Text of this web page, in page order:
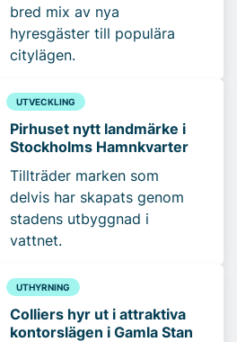
bred mix av nya
hyresgäster till populära
citylägen.
UTVECKLING
Pirhuset nytt landmärke i
Stockholms Hamnkvarter
Tillträder marken som
delvis har skapats genom
stadens utbyggnad i
vattnet.
UTHYRNING
Colliers hyr ut i attraktiva
kontorslägen i Gamla Stan